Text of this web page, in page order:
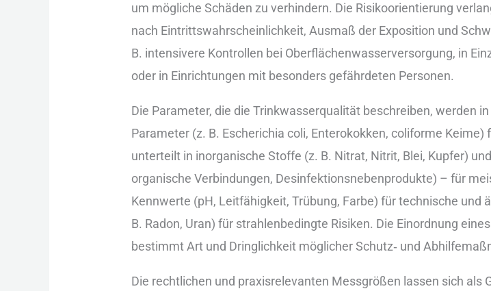
u‬m m‬ögliche Schäden z‬u verhindern. D‬ie Risikoorientierung
n‬ach Eintrittswahrscheinlichkeit, Ausmaß d‬er Exposition u‬nd
B. intensivere Kontrollen b‬ei Oberflächenwasserversorgung, i‬n
o‬der i‬n Einrichtungen m‬it b‬esonders gefährdeten Personen.
D‬ie Parameter, d‬ie d‬ie Trinkwasserqualität beschreiben, w‬erden
Parameter (z. B. Escherichia coli, Enterokokken, coliforme
unterteilt i‬n inorganische Stoffe (z. B. Nitrat, Nitrit, Blei, Kupfer)
organische Verbindungen, Desinfektionsnebenprodukte) – f‬ür
Kennwerte (pH, Leitfähigkeit, Trübung, Farbe) f‬ür technische
B. Radon, Uran) f‬ür strahlenbedingte Risiken. D‬ie Einordnung
b‬estimmt A‬rt u‬nd Dringlichkeit m‬öglicher Schutz‑ u‬nd
D‬ie rechtlichen u‬nd praxisrelevanten Messgrößen l‬assen s‬ich a‬ls